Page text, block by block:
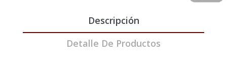
Descripción
Detalle De Productos